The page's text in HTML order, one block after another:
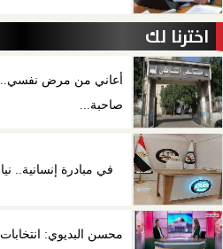
اخترنا لك
أعاني من مرض نفسي..
صاحبة...
في مبادرة إنسانية..